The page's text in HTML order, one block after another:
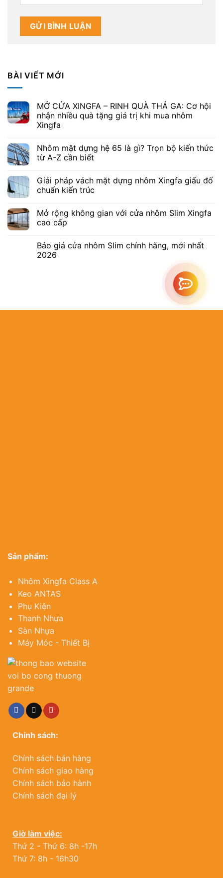
BÀI VIẾT MỚI
MỞ CỬA XINGFA – RINH QUÀ THẢ GA: Cơ hội
nhận nhiều quà tặng giá trị khi mua nhôm
Xingfa
Nhôm mặt dựng hệ 65 là gì? Trọn bộ kiến thức
từ A-Z cần biết
Giải pháp vách mặt dựng nhôm Xingfa giấu đố
chuẩn kiến trúc
Mở rộng không gian với cửa nhôm Slim Xingfa
cao cấp
Báo giá cửa nhôm Slim chính hãng, mới nhất
2026
Sản phẩm:
Nhôm Xingfa Class A
Keo ANTAS
Phụ Kiện
Thanh Nhựa
Sàn Nhựa
Máy Móc - Thiết Bị
Chính sách:
Chính sách bán hàng
Chính sách giao hàng
Chính sách bảo hành
Chính sách đại lý
Giờ làm việc:
Thứ 2 - Thứ 6: 8h -17h
Thứ 7: 8h - 16h30